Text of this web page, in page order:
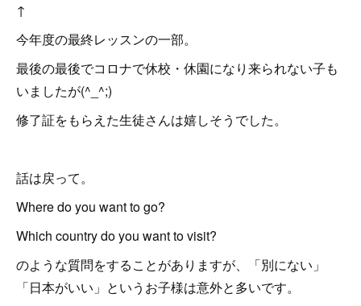
↑
今年度の最終レッスンの一部。
最後の最後でコロナで休校・休園になり来られない子も
いましたが(^_^;)
修了証をもらえた生徒さんは嬉しそうでした。
話は戻って。
Where do you want to go?
Which country do you want to visit?
のような質問をすることがありますが、「別にない」
「日本がいい」というお子様は意外と多いです。